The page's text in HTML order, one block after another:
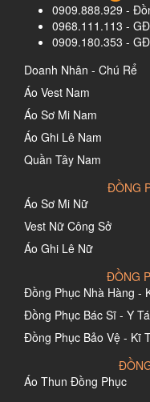
0909.888.929 -
0968.111.113 -
0909.180.353 -
Doanh Nhân - Chú Rể
Áo Vest Nam
Áo Sơ Mi Nam
Áo Ghi Lê Nam
Quần Tây Nam
ĐỒNG
Áo Sơ Mi Nữ
Vest Nữ Công Sở
Áo Ghi Lê Nữ
ĐỒNG
Đồng Phục Nhà Hàng -
Đồng Phục Bác Sĩ - Y Tá
Đồng Phục Bảo Vệ - Kĩ
Áo Thun Đồng Phục